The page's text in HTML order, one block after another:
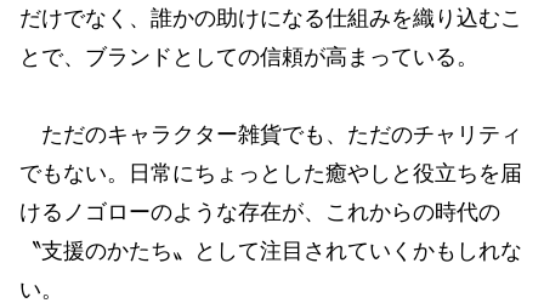
だけでなく、誰かの助けになる仕組みを織り込むこ
とで、ブランドとしての信頼が高まっている。
ただのキャラクター雑貨でも、ただのチャリティ
でもない。日常にちょっとした癒やしと役立ちを届
けるノゴローのような存在が、これからの時代の
〝支援のかたち〟として注目されていくかもしれな
い。